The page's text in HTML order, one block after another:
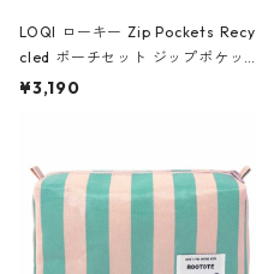
LOQI ローキー Zip Pockets Recy
cled ポーチセット ジップポケット
ファスナーポーチ 撥水加工 トラベ
ーガンディー、オフホワイト
¥3,190